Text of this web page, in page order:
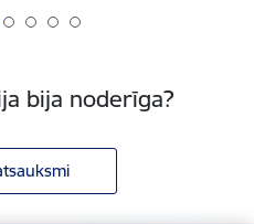
bija noderīga?